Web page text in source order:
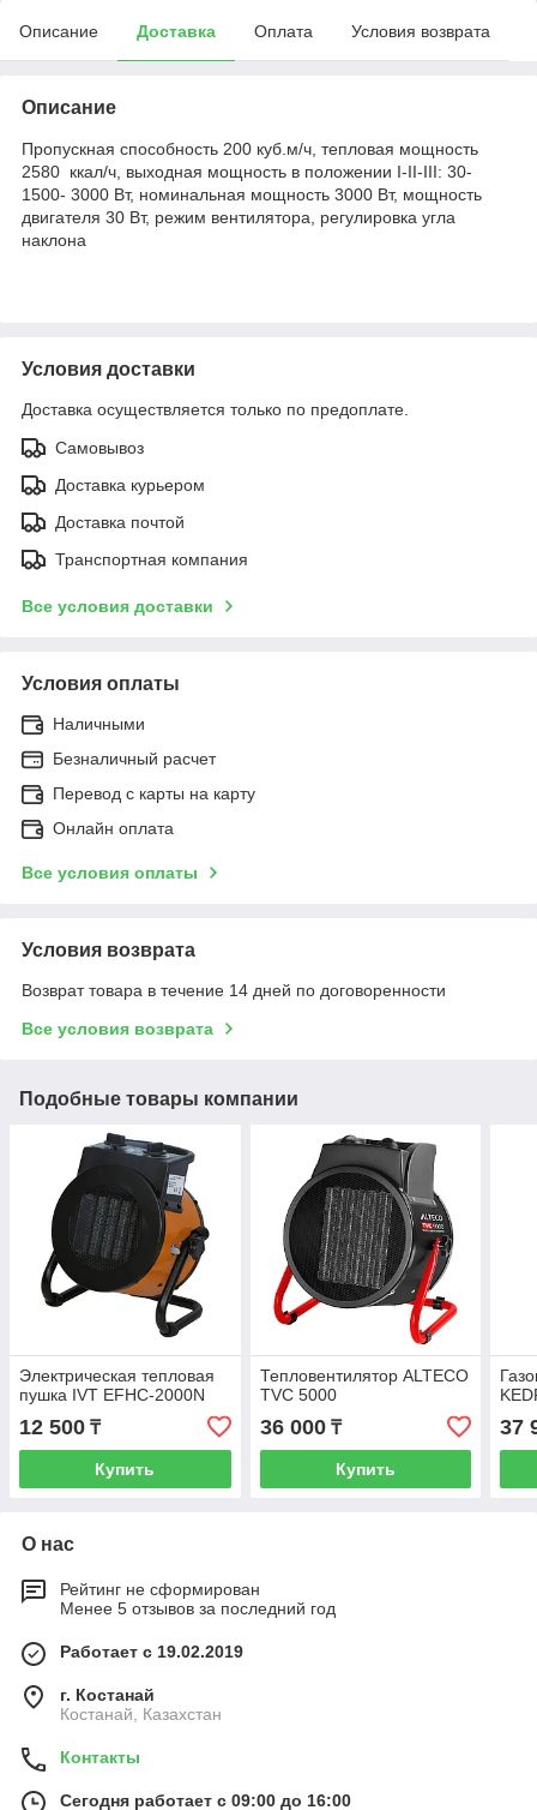
Описание Доставка Оплата Условия возврата
Описание
Пропускная способность 200 куб.м/ч, тепловая мощность
2580 ккал/ч, выходная мощность в положении I-II-III: 30-
1500- 3000 Вт, номинальная мощность 3000 Вт, мощность
двигателя 30 Вт, режим вентилятора, регулировка угла
наклона
Условия доставки
Доставка осуществляется только по предоплате.
Самовывоз
Доставка курьером
Доставка почтой
Транспортная компания
Все условия доставки
Условия оплаты
Наличными
Безналичный расчет
Перевод с карты на карту
Онлайн оплата
Все условия оплаты
Условия возврата
Возврат товара в течение 14 дней по договоренности
Все условия возврата
Подобные товары компании
Электрическая тепловая
пушка IVT EFHC-2000N
12 500 ₸
Купить
Тепловентилятор ALTECO
TVC 5000
36 000₸
Купить
37
О нас
Рейтинг не сформирован
Менее 5 отзывов за последний год
Работает с 19.02.2019
г. Костанай
Костанай, Казахстан
Контакты
Сегодня работает с 09:00 до 16:00